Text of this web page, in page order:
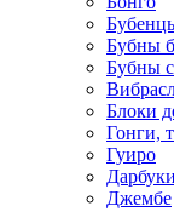
Бубны
Бубны
Блоки
Гонги,
Гуиро
Джембе